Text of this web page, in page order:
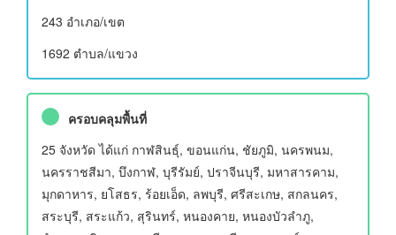
243 อําเภอ/เขต
1692 ตำบล/แขวง
ครอบคลุมพื้นที่
25 จังหวัด ได้แก่ กาฬสินธุ์, ขอนแก่น, ชัยภูมิ, นครพนม,
นครราชสีมา, บึงกาฬ, บุรีรัมย์, ปราจีนบุรี, มหาสารคาม,
มุกดาหาร, ยโสธร, ร้อยเอ็ด, ลพบุรี, ศรีสะเกษ, สกลนคร,
สระบุรี, สระแก้ว, สุรินทร์, หนองคาย, หนองบัวลำภู,